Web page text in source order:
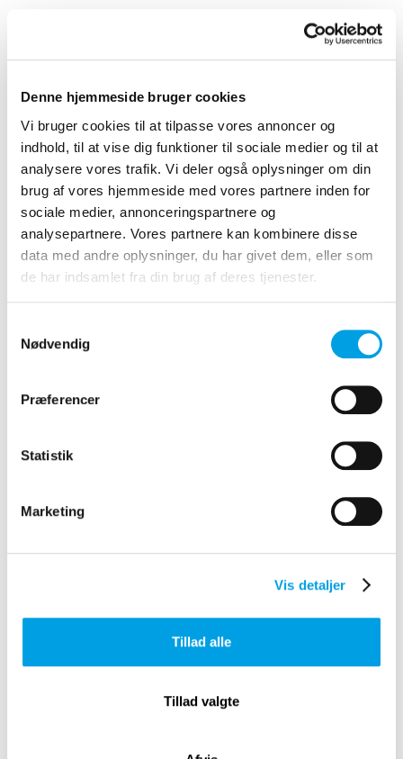
Denne hjemmeside bruger cookies
Vi bruger cookies til at tilpasse vores annoncer og
indhold, til at vise dig funktioner til sociale medier og til at
analysere vores trafik. Vi deler også oplysninger om din
brug af vores hjemmeside med vores partnere inden for
sociale medier, annonceringspartnere og
analysepartnere. Vores partnere kan kombinere disse
data med andre oplysninger, du har givet dem, eller som
de har indsamlet fra din brug af deres tjenester.
Nødvendig
Præferencer
Statistik
Marketing
Vis detaljer
Tillad alle
Tillad valgte
Norddjurs Kommune